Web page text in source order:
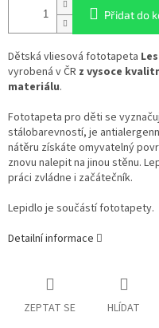
Přidat do
Dětská vliesová fototapeta
vyrobená v ČR z vysoce
materiálu.
Fototapeta pro děti se
stálobarevností, je
nátěru získáte omyvatelný
znovu nalepit na jinou stěnu.
práci zvládne i začátečník.
Lepidlo je součástí fototapety.
Detailní informace
ZEPTAT SE HLÍDAT